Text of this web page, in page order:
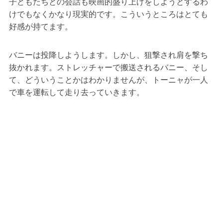
けでもなくかなり現実的です。こういうところはとても
好感が持てます。
バニーは投降しようします。しかし、狙撃され肩を撃ち
抜かれます。ストレッチャーで搬送されるバニー、そし
て、どういうことかはわかりませんが、トーニャが一人
で車を運転して走り去っていきます。